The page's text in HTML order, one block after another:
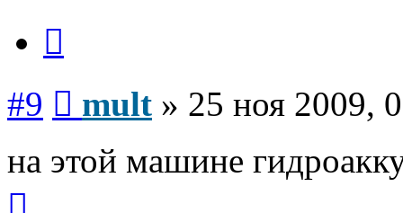
#9 mult » 25 ноя 2009,
на этой машине